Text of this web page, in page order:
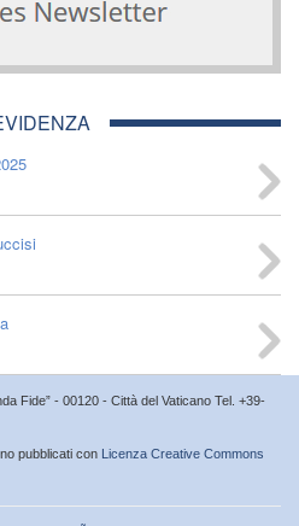
Fide” - 00120 - Città del Vaticano Tel. +39-
pubblicati con Licenza Creative Commons